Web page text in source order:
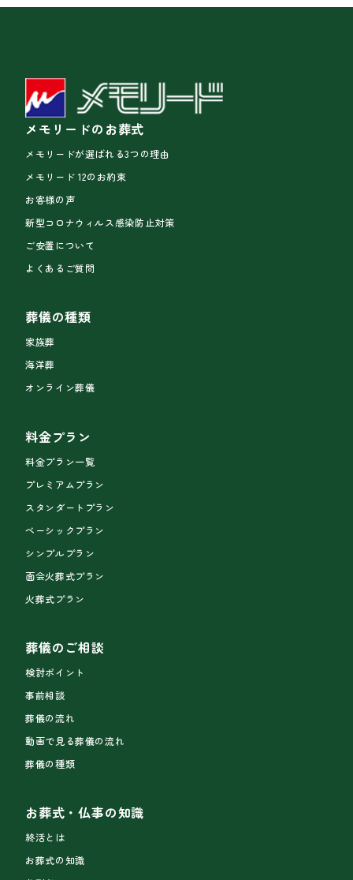
メモリードのお葬式
メモリードが選ばれる3つの理由
メモリード 12のお約束
お客様の声
新型コロナウィルス感染防止対策
ご安置について
よくあるご質問
葬儀の種類
家族葬
海洋葬
オンライン葬儀
料金プラン
料金プラン一覧
プレミアムプラン
スタンダートプラン
ベーシックプラン
シンプルプラン
面会火葬式プラン
火葬式プラン
葬儀のご相談
検討ポイント
事前相談
葬儀の流れ
動画で見る葬儀の流れ
葬儀の種類
お葬式・仏事の知識
終活とは
お葬式の知識